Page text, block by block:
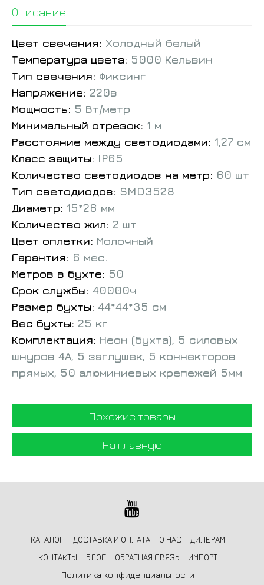
Описание
Цвет свечения: Холодный белый
Температура цвета: 5000 Кельвин
Тип свечения: Фиксинг
Напряжение: 220в
Мощность: 5 Вт/метр
Минимальный отрезок: 1 м
Расстояние между светодиодами: 1,27 см
Класс защиты: IP65
Количество светодиодов на метр: 60 шт
Тип светодиодов: SMD3528
Диаметр: 15*26 мм
Количество жил: 2 шт
Цвет оплетки: Молочный
Гарантия: 6 мес.
Метров в бухте: 50
Срок службы: 40000ч
Размер бухты: 44*44*35 см
Вес бухты: 25 кг
Комплектация: Неон (бухта), 5 силовых
шнуров 4А, 5 заглушек, 5 коннекторов
прямых, 50 алюминиевых крепежей 5мм
Похожие товары
На главную
КАТАЛОГ ДОСТАВКА И ОПЛАТА О НАС
ДИЛЕРАМ
КОНТАКТЫ
БЛОГ ОБРАТНАЯ СВЯЗЬ
ИМПОРТ
Политика конфиденциальности